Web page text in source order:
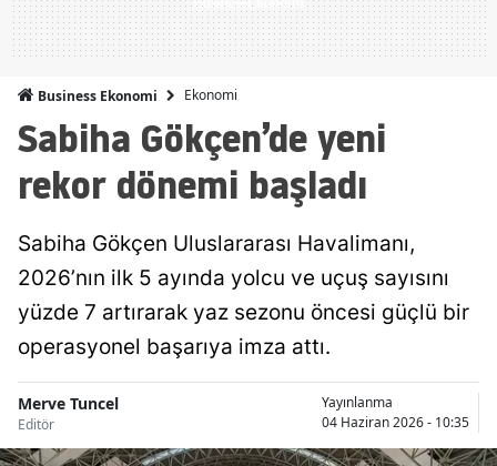
Business Ekonomi Ekonomi
Sabiha Gökçen’de yeni
rekor dönemi başladı
Sabiha Gökçen Uluslararası Havalimanı,
2026’nın ilk 5 ayında yolcu ve uçuş sayısını
yüzde 7 artırarak yaz sezonu öncesi güçlü bir
operasyonel başarıya imza attı.
Merve Tuncel
Editör
Yayınlanma
04 Haziran 2026 - 10:35